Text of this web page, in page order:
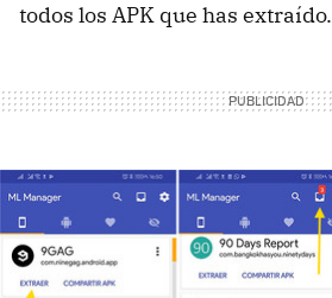
todos los APK que has extraído.